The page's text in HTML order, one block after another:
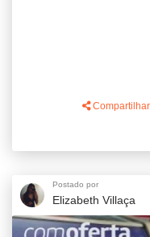
Compartilhar
Postado por
Elizabeth Villaça